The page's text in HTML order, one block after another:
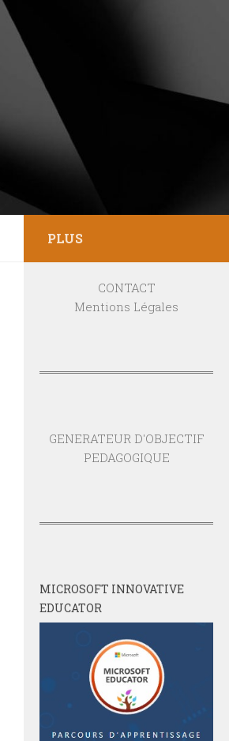
PLUS
CONTACT
Mentions Légales
GENERATEUR D'OBJECTIF
PEDAGOGIQUE
MICROSOFT INNOVATIVE
EDUCATOR